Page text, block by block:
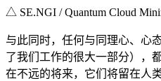
△ SE.NGI / Quantum Cloud
与此同时，任何与同理心、心
了我们工作的很大一部分），
在不远的将来，它们将留在人类